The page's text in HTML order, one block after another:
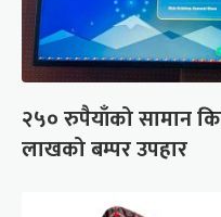
२५० रुपैयाँको सामान
लाखको बम्पर उपहार